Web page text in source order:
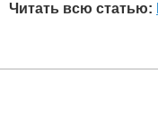
Читать всю статью: